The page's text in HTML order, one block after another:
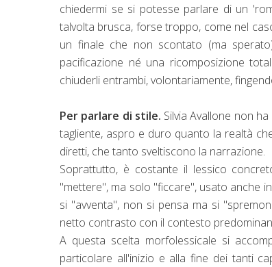
chiedermi se si potesse parlare di un
talvolta brusca, forse troppo, come nel
un finale che non scontato (ma
pacificazione né una ricomposizione
chiuderli entrambi, volontariamente,
Per parlare di stile. Silvia Avallone non
tagliente, aspro e duro quanto la realtà
diretti, che tanto sveltiscono la narrazione.
Soprattutto, è costante il lessico
"mettere", ma solo "ficcare", usato anche
si "avventa", non si pensa ma si
netto contrasto con il contesto
A questa scelta morfolessicale si
particolare all'inizio e alla fine dei tanti